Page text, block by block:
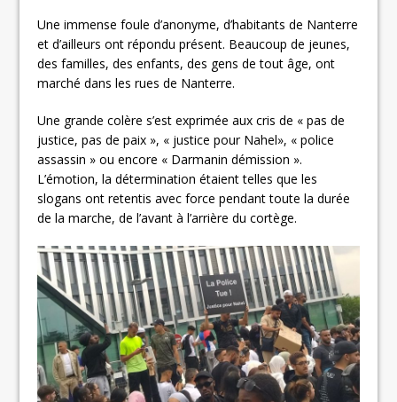
Une immense foule d’anonyme, d’habitants de Nanterre
et d’ailleurs ont répondu présent. Beaucoup de jeunes,
des familles, des enfants, des gens de tout âge, ont
marché dans les rues de Nanterre.
Une grande colère s’est exprimée aux cris de « pas de
justice, pas de paix », « justice pour Nahel», « police
assassin » ou encore « Darmanin démission ».
L’émotion, la détermination étaient telles que les
slogans ont retentis avec force pendant toute la durée
de la marche, de l’avant à l’arrière du cortège.